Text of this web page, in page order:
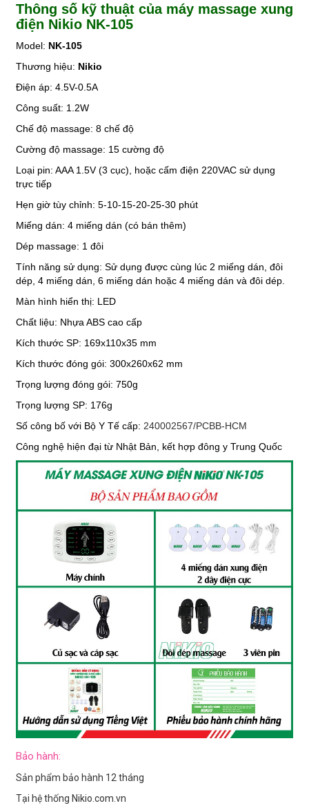
Thông số kỹ thuật của máy massage xung
điện Nikio NK-105
Model: NK-105
Thương hiệu: Nikio
Điện áp: 4.5V-0.5A
Công suất: 1.2W
Chế độ massage: 8 chế độ
Cường độ massage: 15 cường độ
Loại pin: AAA 1.5V (3 cục), hoặc cấm điện 220VAC sử dụng
trực tiếp
Hẹn giờ tùy chỉnh: 5-10-15-20-25-30 phút
Miếng dán: 4 miếng dán (có bán thêm)
Dép massage: 1 đôi
Tính năng sử dụng: Sử dụng được cùng lúc 2 miếng dán, đôi
dép, 4 miếng dán, 6 miếng dán hoặc 4 miếng dán và đôi dép.
Màn hình hiển thị: LED
Chất liệu: Nhựa ABS cao cấp
Kích thước SP: 169x110x35 mm
Kích thước đóng gói: 300x260x62 mm
Trọng lượng đóng gói: 750g
Trọng lượng SP: 176g
Số công bố với Bộ Y Tế cấp: 240002567/PCBB-HCM
Công nghệ hiện đại từ Nhật Bản, kết hợp đông y Trung Quốc
Bảo hành:
Sản phẩm bảo hành 12 tháng
Tại hệ thống Nikio.com.vn